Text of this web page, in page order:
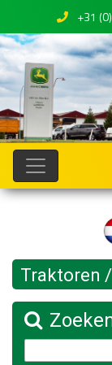
+31
Traktoren